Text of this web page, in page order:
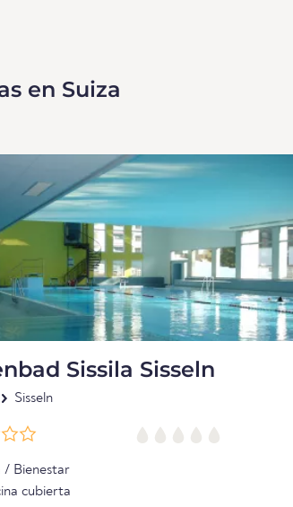
en Suiza
Sissila Sisseln
Sisseln
/ Bienestar
cubierta